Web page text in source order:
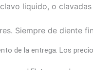
liquido, o
Siempre de diente
de la entrega. Los